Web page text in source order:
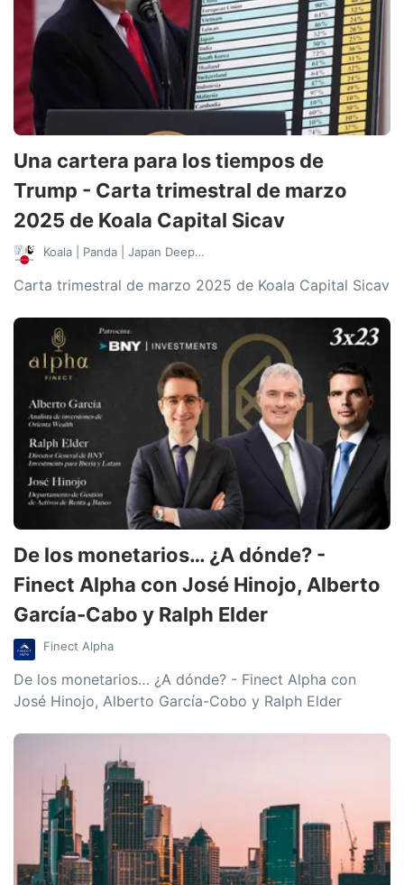
Una cartera para los tiempos de
Trump - Carta trimestral de marzo
2025 de Koala Capital Sicav
Koala | Panda | Japan Deep Value
Carta trimestral de marzo 2025 de Koala Capital Sicav
De los monetarios… ¿A dónde? -
Finect Alpha con José Hinojo, Alberto
García-Cabo y Ralph Elder
Finect Alpha
De los monetarios… ¿A dónde? - Finect Alpha con
José Hinojo, Alberto García-Cobo y Ralph Elder